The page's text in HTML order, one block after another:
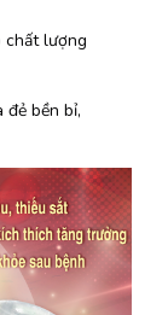
chất lượng
đẻ bền bỉ,